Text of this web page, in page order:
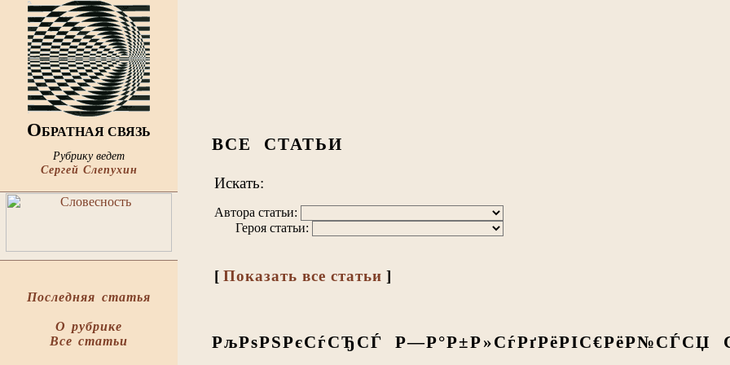
ОБРАТНАЯ СВЯЗЬ
Рубрику ведет
Сергей Слепухин
Последняя статья
О рубрике
Все статьи
ВСЕ СТАТЬИ
Искать:
Автора статьи:
Героя статьи:
[ Показать все статьи ]
РљРѕРЅРєСѓСЂСЃ Р—Р°Р±Р»СѓРґРёРІС€РёР№СЃСЏ